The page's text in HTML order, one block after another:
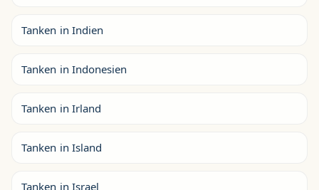
Tanken in Indien
Tanken in Indonesien
Tanken in Irland
Tanken in Island
Tanken in Israel